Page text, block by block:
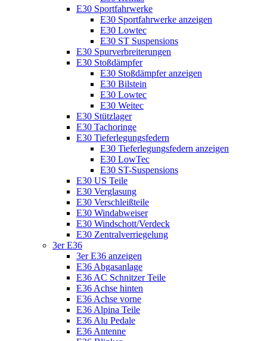
E30 Sportfahrwerke
E30 Sportfahrwerke anzeigen
E30 Lowtec
E30 ST Suspensions
E30 Spurverbreiterungen
E30 Stoßdämpfer
E30 Stoßdämpfer anzeigen
E30 Bilstein
E30 Lowtec
E30 Weitec
E30 Stützlager
E30 Tachoringe
E30 Tieferlegungsfedern
E30 Tieferlegungsfedern anzeigen
E30 LowTec
E30 ST-Suspensions
E30 US Teile
E30 Verglasung
E30 Verschleißteile
E30 Windabweiser
E30 Windschott/Verdeck
E30 Zentralverriegelung
3er E36
3er E36 anzeigen
E36 Abgasanlage
E36 AC Schnitzer Teile
E36 Achse hinten
E36 Achse vorne
E36 Alpina Teile
E36 Alu Pedale
E36 Antenne